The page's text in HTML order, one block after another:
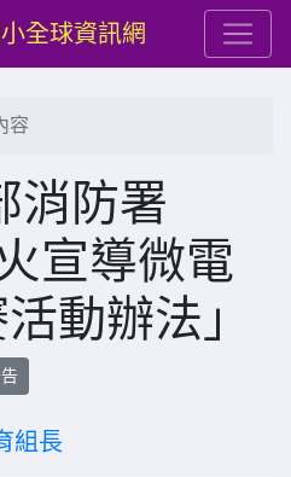
全球資訊網
容
消防署
宣導微電
動辦法」
組長